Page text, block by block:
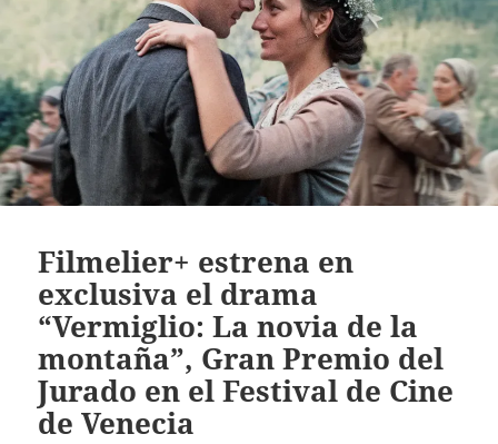
Filmelier+ estrena en
exclusiva el drama
“Vermiglio: La novia de la
montaña”, Gran Premio del
Jurado en el Festival de Cine
de Venecia